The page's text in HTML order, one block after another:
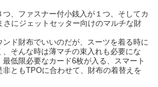
、ファスナー付小銭入が１つ、そしてカ
さにジェットセッター向けのマルチな財
ド財布でいいのだが、スーツを着る時に
そんな時は薄マチの束入れも必要にな
低限必要なカード6枚が入る、スマート
ともTPOに合わせて、財布の着替えを